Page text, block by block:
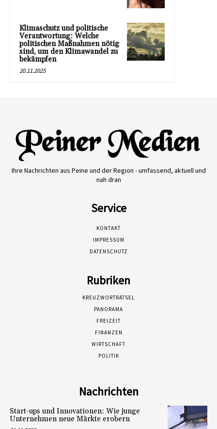
Klimaschutz und politische
Verantwortung: Welche
politischen Maßnahmen nötig
sind, um den Klimawandel zu
bekämpfen
20.11.2025
Ihre Nachrichten aus Peine und der Region - umfassend, aktuell und
nah dran
Service
KONTAKT
IMPRESSUM
DATENSCHUTZ
Rubriken
KREUZWORTRÄTSEL
PANORAMA
FREIZEIT
FINANZEN
WIRTSCHAFT
POLITIK
Nachrichten
Start-ups und Innovationen: Wie junge
Unternehmen neue Märkte erobern